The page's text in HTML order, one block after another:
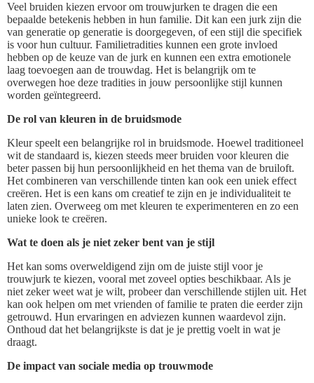
Veel bruiden kiezen ervoor om trouwjurken te dragen die een
bepaalde betekenis hebben in hun familie. Dit kan een jurk zijn die
van generatie op generatie is doorgegeven, of een stijl die specifiek
is voor hun cultuur. Familietradities kunnen een grote invloed
hebben op de keuze van de jurk en kunnen een extra emotionele
laag toevoegen aan de trouwdag. Het is belangrijk om te
overwegen hoe deze tradities in jouw persoonlijke stijl kunnen
worden geïntegreerd.
De rol van kleuren in de bruidsmode
Kleur speelt een belangrijke rol in bruidsmode. Hoewel traditioneel
wit de standaard is, kiezen steeds meer bruiden voor kleuren die
beter passen bij hun persoonlijkheid en het thema van de bruiloft.
Het combineren van verschillende tinten kan ook een uniek effect
creëren. Het is een kans om creatief te zijn en je individualiteit te
laten zien. Overweeg om met kleuren te experimenteren en zo een
unieke look te creëren.
Wat te doen als je niet zeker bent van je stijl
Het kan soms overweldigend zijn om de juiste stijl voor je
trouwjurk te kiezen, vooral met zoveel opties beschikbaar. Als je
niet zeker weet wat je wilt, probeer dan verschillende stijlen uit. Het
kan ook helpen om met vrienden of familie te praten die eerder zijn
getrouwd. Hun ervaringen en adviezen kunnen waardevol zijn.
Onthoud dat het belangrijkste is dat je je prettig voelt in wat je
draagt.
De impact van sociale media op trouwmode